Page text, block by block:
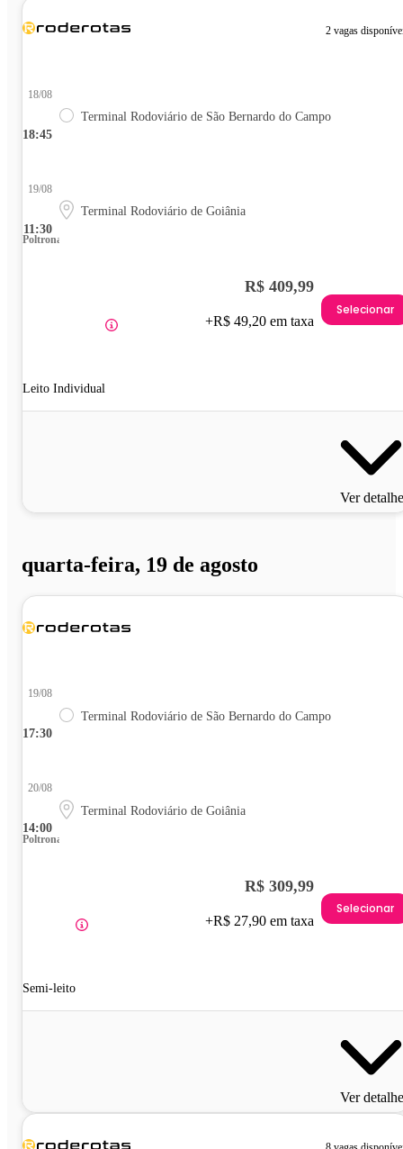
2 vagas
18:45
18/08
Terminal Rodoviário de São Bernardo do Campo
11:30
19/08
Terminal Rodoviário de Goiânia
Poltrona
Leito Individual
R$ 409,99
+R$ 49,20 em taxa
Selecionar
Ver
quarta-feira, 19 de agosto
17:30
19/08
Terminal Rodoviário de São Bernardo do Campo
14:00
20/08
Terminal Rodoviário de Goiânia
Poltrona
Semi-leito
R$ 309,99
+R$ 27,90 em taxa
Selecionar
Ver